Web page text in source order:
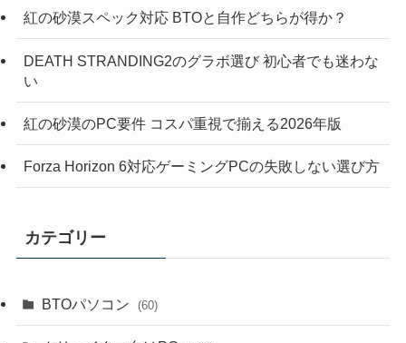
紅の砂漠スペック対応 BTOと自作どちらが得か？
DEATH STRANDING2のグラボ選び 初心者でも迷わな
い
紅の砂漠のPC要件 コスパ重視で揃える2026年版
Forza Horizon 6対応ゲーミングPCの失敗しない選び方
カテゴリー
BTOパソコン (60)